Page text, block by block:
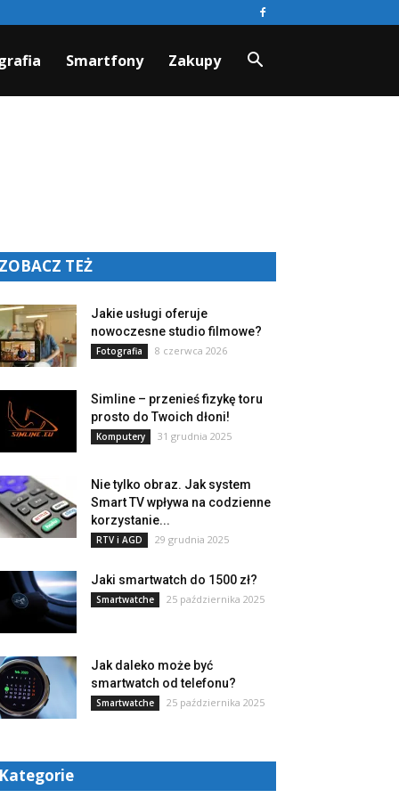
Smartfony Zakupy
ZOBACZ TEŻ
Jakie usługi oferuje
nowoczesne studio filmowe?
Fotografia 8 czerwca 2026
Simline – przenieś fizykę toru
prosto do Twoich dłoni!
Komputery 31 grudnia 2025
Nie tylko obraz. Jak system
Smart TV wpływa na codzienne
korzystanie...
RTV i AGD 29 grudnia 2025
Jaki smartwatch do 1500 zł?
Smartwatche 25 października 2025
Jak daleko może być
smartwatch od telefonu?
Smartwatche 25 października 2025
Kategorie